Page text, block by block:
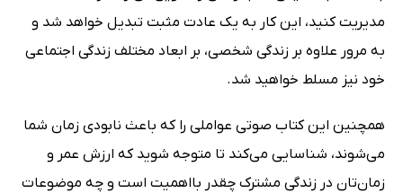
مدیریت کنید، این کار به یک عادت مثبت تبدیل خواهد شد و
به مرور علاوه بر زندگی شخصی، بر ابعاد مختلف زندگی اجتماعی
خود نیز مسلط خواهید شد.
همچنین این کتاب صوتی عواملی را که باعث نابودی زمان شما
می‌شوند، شناسایی می‌کند تا متوجه شوید که ارزش عمر و
زمان‌تان در زندگی مشترک چقدر بااهمیت است و چه موضوعات